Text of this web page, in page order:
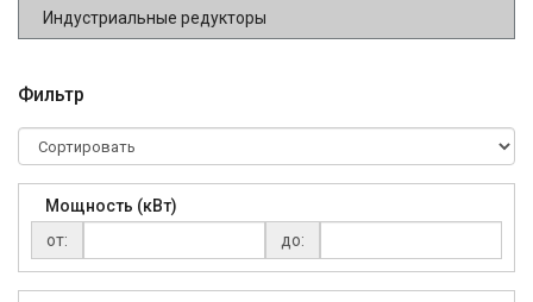
Индустриальные редукторы
Фильтр
Мощность (кВт)
от:
до: